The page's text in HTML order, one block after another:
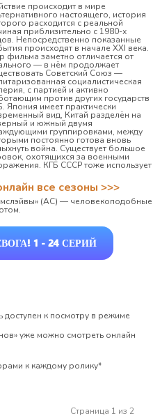
происходит в мире
настоящего, история
расходится с реальной
приблизительно с 1980-х
Непосредственно показанные
происходят в начале XXI века.
фильма заметно отличается от
— в нём продолжает
Советский Союз —
социалистическая
с партией и активно
против других государств
Япония имеет практически
вид, Китай разделён на
и южный двумя
группировками, между
постоянно готова вновь
война. Существует большое
охотящихся за военными
КГБ СССР тоже использует
все сезоны >>>
(АС) — человекоподобные
1 - 24 СЕРИЙ
доступен к посмотру в режиме
уже можно смотреть онлайн
к каждому ролику*
Страница 1 из 2